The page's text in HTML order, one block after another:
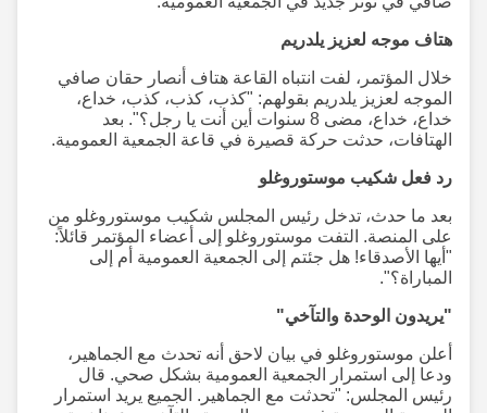
هتاف موجه لعزيز يلدريم
خلال المؤتمر، لفت انتباه القاعة هتاف أنصار حقان صافي
الموجه لعزيز يلدريم بقولهم: "كذب، كذب، كذب، خداع،
خداع، خداع، مضى 8 سنوات أين أنت يا رجل؟". بعد
الهتافات، حدثت حركة قصيرة في قاعة الجمعية العمومية.
رد فعل شكيب موستوروغلو
بعد ما حدث، تدخل رئيس المجلس شكيب موستوروغلو من
على المنصة. التفت موستوروغلو إلى أعضاء المؤتمر قائلاً:
"أيها الأصدقاء! هل جئتم إلى الجمعية العمومية أم إلى
المباراة؟".
"يريدون الوحدة والتآخي"
أعلن موستوروغلو في بيان لاحق أنه تحدث مع الجماهير،
ودعا إلى استمرار الجمعية العمومية بشكل صحي. قال
رئيس المجلس: "تحدثت مع الجماهير. الجميع يريد استمرار